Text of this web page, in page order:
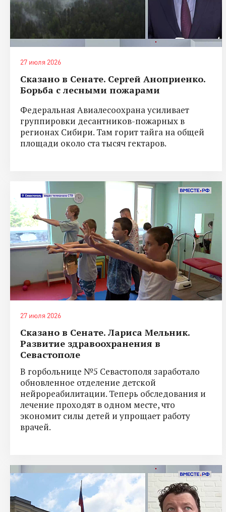
27 июля 2026
Сказано в Сенате. Сергей Аноприенко.
Борьба с лесными пожарами
Федеральная Авиалесоохрана усиливает
группировки десантников-пожарных в
регионах Сибири. Там горит тайга на общей
площади около ста тысяч гектаров.
27 июля 2026
Сказано в Сенате. Лариса Мельник.
Развитие здравоохранения в
Севастополе
В горбольнице №5 Севастополя заработало
обновленное отделение детской
нейрореабилитации. Теперь обследования и
лечение проходят в одном месте, что
экономит силы детей и упрощает работу
врачей.